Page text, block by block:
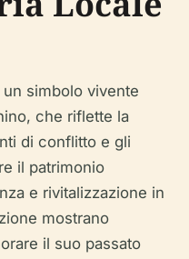
simbolo vivente
che riflette la
di conflitto e gli
il patrimonio
e rivitalizzazione in
mostrano
il suo passato